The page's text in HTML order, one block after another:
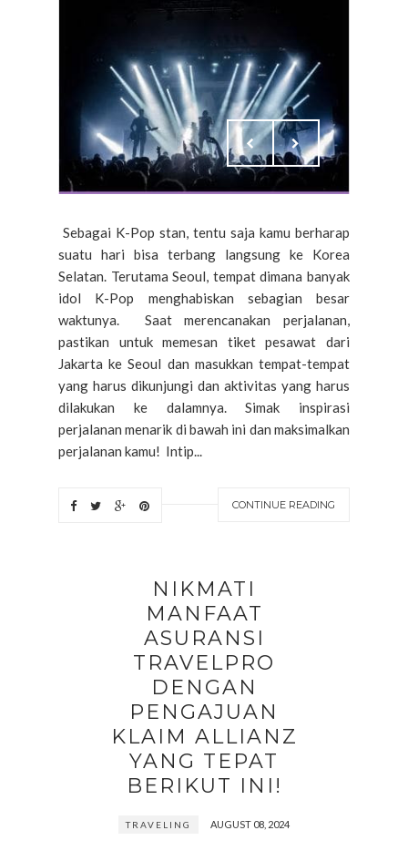
Sebagai K-Pop stan, tentu saja kamu berharap
suatu hari bisa terbang langsung ke Korea
Selatan. Terutama Seoul, tempat dimana banyak
idol K-Pop menghabiskan sebagian besar
waktunya. Saat merencanakan perjalanan,
pastikan untuk memesan tiket pesawat dari
Jakarta ke Seoul dan masukkan tempat-tempat
yang harus dikunjungi dan aktivitas yang harus
dilakukan ke dalamnya. Simak inspirasi
perjalanan menarik di bawah ini dan maksimalkan
perjalanan kamu! Intip...
CONTINUE READING
NIKMATI
MANFAAT
ASURANSI
TRAVELPRO
DENGAN
PENGAJUAN
KLAIM ALLIANZ
YANG TEPAT
BERIKUT INI!
TRAVELING AUGUST 08, 2024